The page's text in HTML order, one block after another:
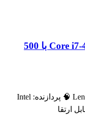
لپ‌تاپ استوک E540 لنوو Core i7-4702MQ با 500
20,000,000 تومان
معرفی لپتاپ 🖥️ مدل: Lenovo ThinkPad E540 🧠 پردازنده: Intel